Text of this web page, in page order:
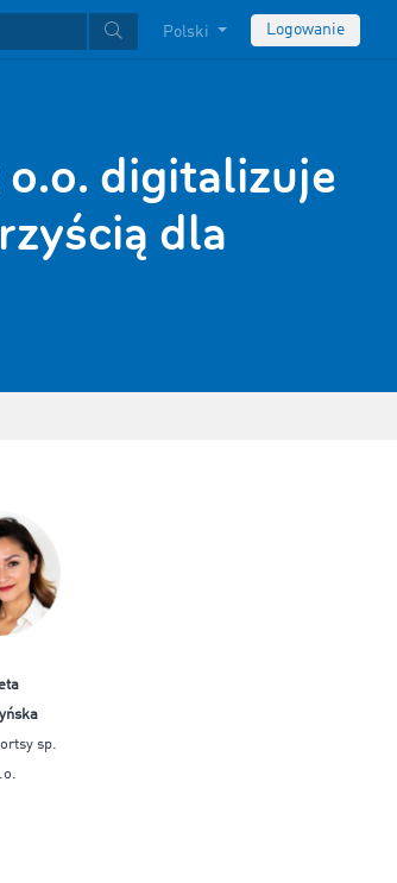
Polski Logowanie
digitalizuje
dla
sp.